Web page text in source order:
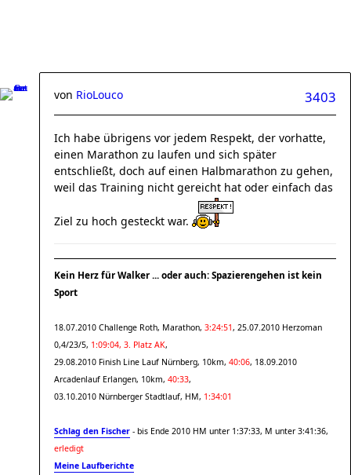
3403
von RioLouco
Ich habe übrigens vor jedem Respekt, der vorhatte,
einen Marathon zu laufen und sich später
entschließt, doch auf einen Halbmarathon zu gehen,
weil das Training nicht gereicht hat oder einfach das
Ziel zu hoch gesteckt war.
Kein Herz für Walker ... oder auch: Spazierengehen ist kein
Sport
18.07.2010 Challenge Roth, Marathon, 3:24:51, 25.07.2010 Herzoman
0,4/23/5, 1:09:04, 3. Platz AK,
29.08.2010 Finish Line Lauf Nürnberg, 10km, 40:06, 18.09.2010
Arcadenlauf Erlangen, 10km, 40:33,
03.10.2010 Nürnberger Stadtlauf, HM, 1:34:01
Schlag den Fischer - bis Ende 2010 HM unter 1:37:33, M unter 3:41:36,
erledigt
Meine Laufberichte